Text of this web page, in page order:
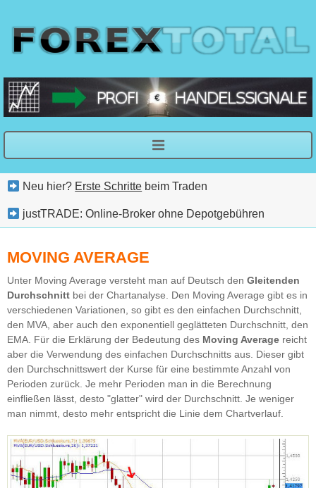
Neu hier? Erste Schritte beim Traden
justTRADE: Online-Broker ohne Depotgebühren
MOVING AVERAGE
Unter Moving Average versteht man auf Deutsch den Gleitenden
Durchschnitt bei der Chartanalyse. Den Moving Average gibt es in
verschiedenen Variationen, so gibt es den einfachen Durchschnitt,
den MVA, aber auch den exponentiell geglätteten Durchschnitt, den
EMA. Für die Erklärung der Bedeutung des Moving Average reicht
aber die Verwendung des einfachen Durchschnitts aus. Dieser gibt
den Durchschnittswert der Kurse für eine bestimmte Anzahl von
Perioden zurück. Je mehr Perioden man in die Berechnung
einfließen lässt, desto "glatter" wird der Durchschnitt. Je weniger
man nimmt, desto mehr entspricht die Linie dem Chartverlauf.